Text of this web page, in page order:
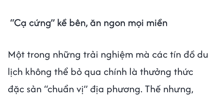
“Cạ cứng” kề bên, ăn ngon mọi miền
Một trong những trải nghiệm mà các tín đồ du
lịch không thể bỏ qua chính là thưởng thức
đặc sản “chuẩn vị” địa phương. Thế nhưng,